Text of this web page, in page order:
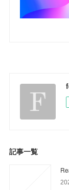
記事一覧